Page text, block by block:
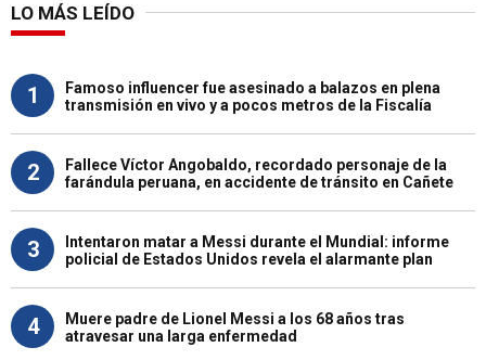
LO MÁS LEÍDO
1
Famoso influencer fue asesinado a balazos en plena
transmisión en vivo y a pocos metros de la Fiscalía
2
Fallece Víctor Angobaldo, recordado personaje de la
farándula peruana, en accidente de tránsito en Cañete
3
Intentaron matar a Messi durante el Mundial: informe
policial de Estados Unidos revela el alarmante plan
4
Muere padre de Lionel Messi a los 68 años tras
atravesar una larga enfermedad